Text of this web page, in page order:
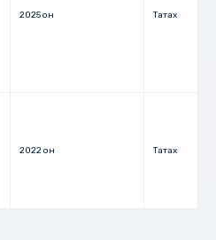
2025 он Татах
2022 он Татах